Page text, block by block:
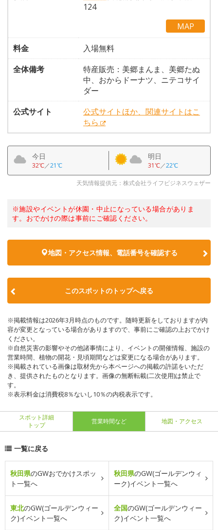
124
MAP
料金
入場無料
全体備考
特産販売：美郷まんま、美郷たぬ
中、おからドーナツ、ニテコサイ
ダー
公式サイト
公式サイトほか、関連サイトはこ
ちら
今日
32℃／21℃
明日
31℃／22℃
天気情報提供元：株式会社ライフビジネスウェザー
※施設やイベントが休園・中止になっている場合がありま
す。おでかけの際は事前にご確認ください。
地図・アクセス情報、電話番号を確認する
このスポットのトップへ戻る
※掲載情報は2026年3月時点のものです。随時更新をしておりますが内
容が変更となっている場合がありますので、事前にご確認の上おでかけ
ください。
※自然災害の影響やその他諸事情により、イベントの開催情報、施設の
営業時間、植物の開花・見頃期間などは変更になる場合があります。
※掲載されている画像は取材先から本ページへの掲載の許諾をいただ
き、提供されたものとなります。画像の無断転載(二次使用)は禁止で
す。
※表示料金は消費税8％ないし10％の内税表示です。
スポット詳細
トップ
営業時間など 地図・アクセス
一覧に戻る
秋田県のGWおでかけスポッ
ト一覧へ
秋田県のGW(ゴールデンウィ
ーク)イベント一覧へ
東北のGW(ゴールデンウィー
ク)イベント一覧へ
全国のGW(ゴールデンウィー
ク)イベント一覧へ